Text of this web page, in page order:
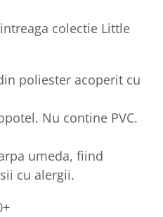
colectie Little
poliester acoperit cu
Nu contine PVC.
umeda, fiind
cu alergii.